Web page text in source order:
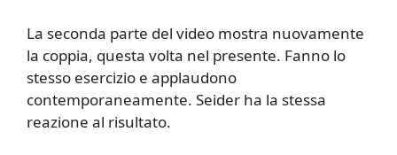
La seconda parte del video mostra nuovamente
la coppia, questa volta nel presente. Fanno lo
stesso esercizio e applaudono
contemporaneamente. Seider ha la stessa
reazione al risultato.